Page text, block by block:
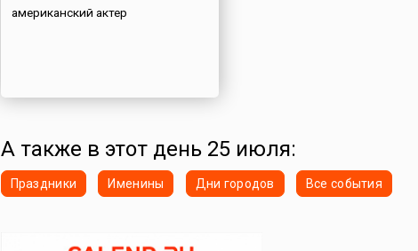
американский актер
А также в этот день 25 июля:
Праздники Именины Дни городов Все события